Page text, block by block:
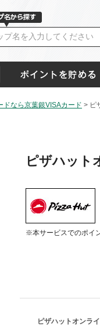
なら京葉銀VISAカード > ピ
ピザハット
※本サービスでのポイ
ピザハットオンラ